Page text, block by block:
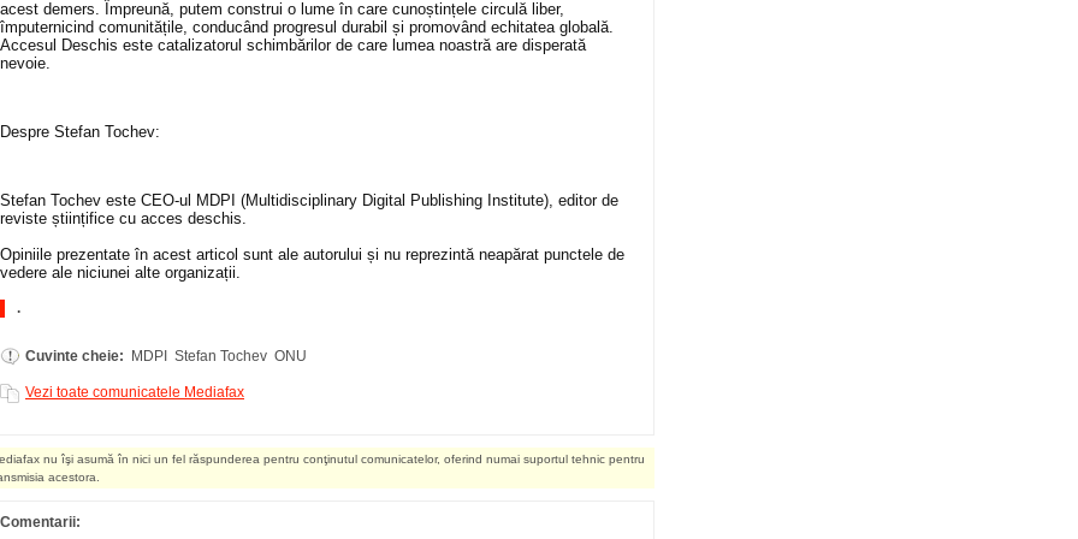
acest demers. Împreună, putem construi o lume în care cunoștințele circulă liber,
împuternicind comunitățile, conducând progresul durabil și promovând echitatea globală.
Accesul Deschis este catalizatorul schimbărilor de care lumea noastră are disperată
nevoie.
Despre Stefan Tochev:
Stefan Tochev este CEO-ul MDPI (Multidisciplinary Digital Publishing Institute), editor de
reviste științifice cu acces deschis.
Opiniile prezentate în acest articol sunt ale autorului și nu reprezintă neapărat punctele de
vedere ale niciunei alte organizații.
.
Cuvinte cheie: MDPI Stefan Tochev ONU
Vezi toate comunicatele Mediafax
nu îşi asumă în nici un fel răspunderea pentru conţinutul comunicatelor, oferind numai suportul tehnic pentru
acestora.
Comentarii: